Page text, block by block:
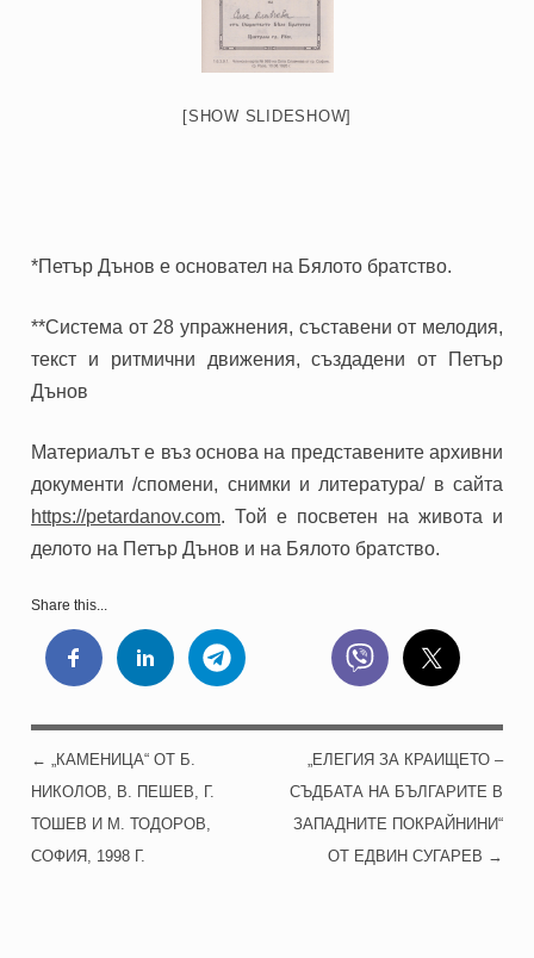
[SHOW SLIDESHOW]
*Петър Дънове основател на Бялото братство.
**Система от 28упражнения, съставени от мелодия,
текст и ритмични движения,създадени от Петър
Дънов
Материалът е въз основа на представените архивни
документи /спомени, снимки и литература/ в сайта
https://petardanov.com.Той е посветен на живота и
делото на Петър Дънов и на Бялото братство.
Share this...
POST NAVIGATION
←
„КАМЕНИЦА“ ОТ Б.
НИКОЛОВ, В. ПЕШЕВ, Г.
ТОШЕВ И М. ТОДОРОВ,
СОФИЯ, 1998 Г.
„ЕЛЕГИЯ ЗА КРАИЩЕТО –
СЪДБАТА НА БЪЛГАРИТЕ В
ЗАПАДНИТЕ ПОКРАЙНИНИ“
ОТ ЕДВИН СУГАРЕВ →